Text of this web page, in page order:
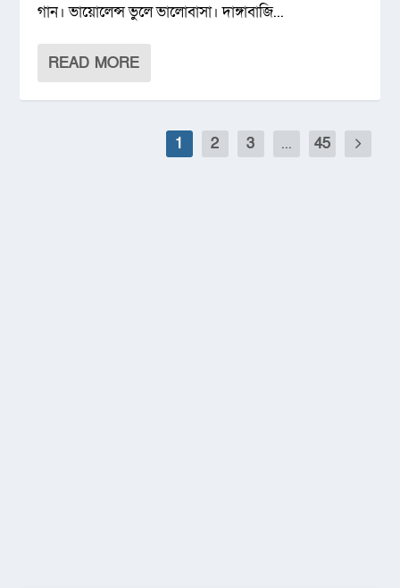
গান। ভায়োলেন্স ভুলে ভালোবাসা। দাঙ্গাবাজি...
READ MORE
1 2 3 ... 45